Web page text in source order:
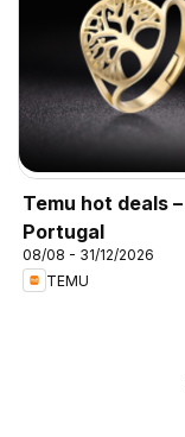
Temu hot deals –
Portugal
08/08 - 31/12/2026
TEMU